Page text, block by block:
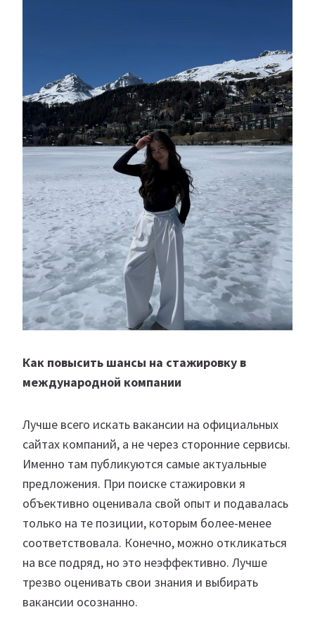
Как повысить шансы на стажировку в
международной компании
Лучше всего искать вакансии на официальных
сайтах компаний, а не через сторонние сервисы.
Именно там публикуются самые актуальные
предложения. При поиске стажировки я
объективно оценивала свой опыт и подавалась
только на те позиции, которым более-менее
соответствовала. Конечно, можно откликаться
на все подряд, но это неэффективно. Лучше
трезво оценивать свои знания и выбирать
вакансии осознанно.